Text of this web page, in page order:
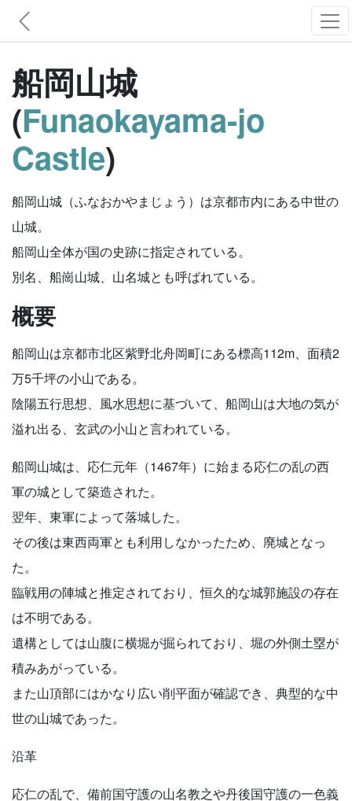
船岡山城
(Funaokayama-jo
Castle)
船岡山城（ふなおかやまじょう）は京都市内にある中世の
山城。
船岡山全体が国の史跡に指定されている。
別名、船崗山城、山名城とも呼ばれている。
概要
船岡山は京都市北区紫野北舟岡町にある標高112m、面積2
万5千坪の小山である。
陰陽五行思想、風水思想に基づいて、船岡山は大地の気が
溢れ出る、玄武の小山と言われている。
船岡山城は、応仁元年（1467年）に始まる応仁の乱の西
軍の城として築造された。
翌年、東軍によって落城した。
その後は東西両軍とも利用しなかったため、廃城となっ
た。
臨戦用の陣城と推定されており、恒久的な城郭施設の存在
は不明である。
遺構としては山腹に横堀が掘られており、堀の外側土塁が
積みあがっている。
また山頂部にはかなり広い削平面が確認でき、典型的な中
世の山城であった。
沿革
応仁の乱で、備前国守護の山名教之や丹後国守護の一色義